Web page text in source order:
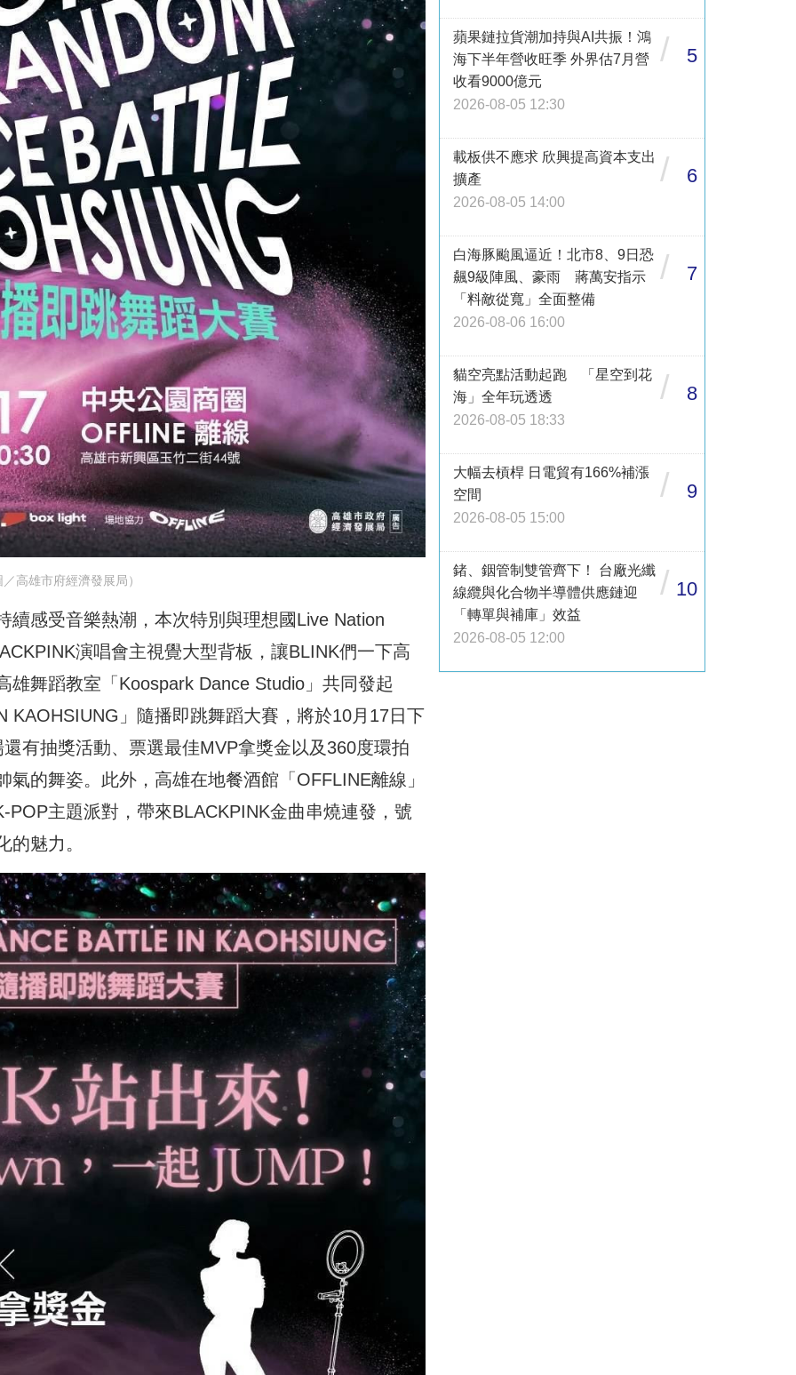
高雄市府經濟發展局）
續感受音樂熱潮，本次特別與理想國Live Nation
演唱會主視覺大型背板，讓BLINK們一下高
雄舞蹈教室「Koospark Dance Studio」共同發起
KAOHSIUNG」隨播即跳舞蹈大賽，將於10月17日下
有抽獎活動、票選最佳MVP拿獎金以及360度環拍
的舞姿。此外，高雄在地餐酒館「OFFLINE離線」
主題派對，帶來BLACKPINK金曲串燒連發，號
魅力。
蘋果鏈拉貨潮加持與AI共振！鴻
海下半年營收旺季 外界估7月營
收看9000億元
2026-08-05 12:30
/ 5
載板供不應求 欣興提高資本支出
擴產
2026-08-05 14:00
/ 6
白海豚颱風逼近！北市8、9日恐
飆9級陣風、豪雨 蔣萬安指示
「料敵從寬」全面整備
2026-08-06 16:00
/ 7
貓空亮點活動起跑 「星空到花
海」全年玩透透
2026-08-05 18:33
/ 8
大幅去槓桿 日電貿有166%補漲
空間
2026-08-05 15:00
/ 9
鍺、銦管制雙管齊下！ 台廠光纖
線纜與化合物半導體供應鏈迎
「轉單與補庫」效益
2026-08-05 12:00
/ 10